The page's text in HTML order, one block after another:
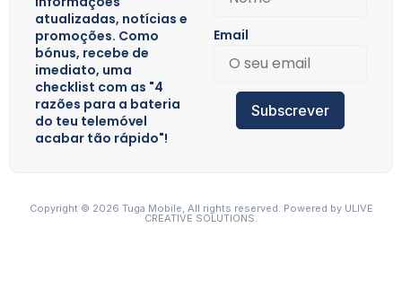
atualizadas, notícias e
promoções. Como
bónus, recebe de
imediato, uma
checklist com as "4
razões para a bateria
do teu telemóvel
acabar tão rápido"!
Email
Subscrever
Copyright © 2026 Tuga Mobile, All rights reserved. Powered by ULIVE
CREATIVE SOLUTIONS.